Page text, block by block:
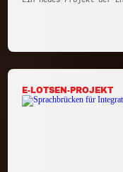
E-LOTSEN-PROJEKT